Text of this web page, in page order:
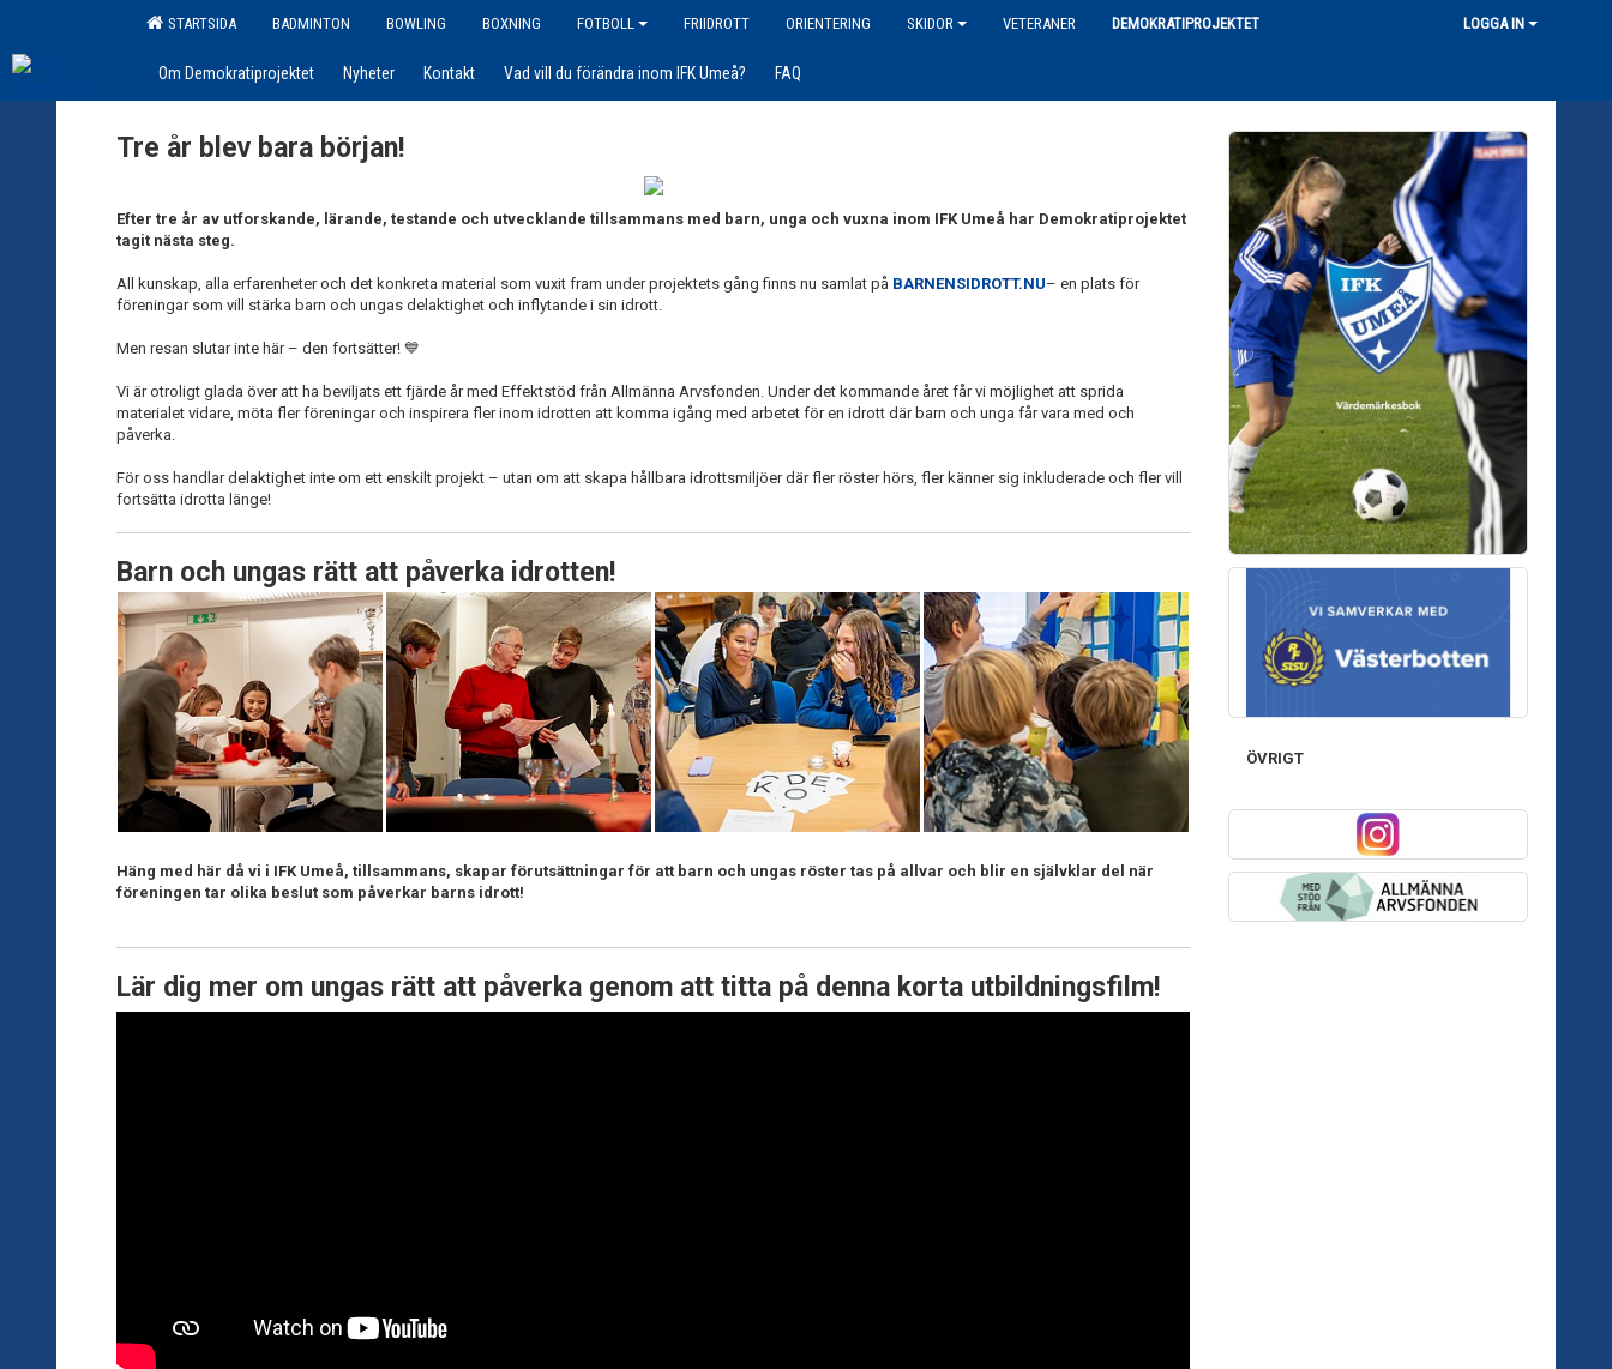
STARTSIDA BADMINTON BOWLING BOXNING FOTBOLL FRIIDROTT ORIENTERING SKIDOR VETERANER DEMOKRATIPROJEKTET LOGGA IN
Om Demokratiprojektet Nyheter Kontakt Vad vill du förändra inom IFK Umeå? FAQ
Tre år blev bara början!
Efter tre år av utforskande, lärande, testande och utvecklande tillsammans med barn, unga och vuxna inom IFK Umeå har Demokratiprojektet
tagit nästa steg.
All kunskap, alla erfarenheter och det konkreta material som vuxit fram under projektets gång finns nu samlat på BARNENSIDROTT.NU– en plats för
föreningar som vill stärka barn och ungas delaktighet och inflytande i sin idrott.
Men resan slutar inte här – den fortsätter! 💙
Vi är otroligt glada över att ha beviljats ett fjärde år med Effektstöd från Allmänna Arvsfonden. Under det kommande året får vi möjlighet att sprida
materialet vidare, möta fler föreningar och inspirera fler inom idrotten att komma igång med arbetet för en idrott där barn och unga får vara med och
påverka.
För oss handlar delaktighet inte om ett enskilt projekt – utan om att skapa hållbara idrottsmiljöer där fler röster hörs, fler känner sig inkluderade och fler vill
fortsätta idrotta länge!
Barn och ungas rätt att påverka idrotten!
Häng med här då vi i IFK Umeå, tillsammans, skapar förutsättningar för att barn och ungas röster tas på allvar och blir en självklar del när
föreningen tar olika beslut som påverkar barns idrott!
Lär dig mer om ungas rätt att påverka genom att titta på denna korta utbildningsfilm!
ÖVRIGT